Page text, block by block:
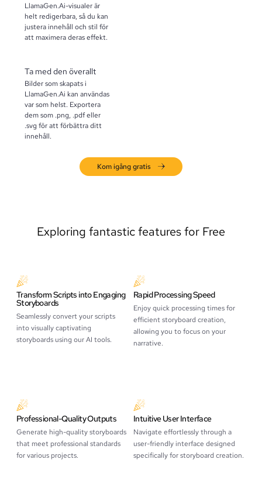
LlamaGen.Ai-visualer är
helt redigerbara, så du kan
justera innehåll och stil för
att maximera deras effekt.
Ta med den överallt
Bilder som skapats i
LlamaGen.Ai kan användas
var som helst. Exportera
dem som .png, .pdf eller
.svg för att förbättra ditt
innehåll.
Kom igång gratis
Exploring fantastic features for Free
Transform Scripts into Engaging
Storyboards
Seamlessly convert your scripts
into visually captivating
storyboards using our AI tools.
Rapid Processing Speed
Enjoy quick processing times for
efficient storyboard creation,
allowing you to focus on your
narrative.
Professional-Quality Outputs
Generate high-quality storyboards
that meet professional standards
for various projects.
Intuitive User Interface
Navigate effortlessly through a
user-friendly interface designed
specifically for storyboard creation.